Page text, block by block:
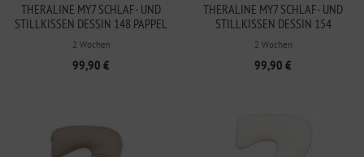
THERALINE MY7 SCHLAF- UND
STILLKISSEN DESSIN 148 PAPPEL
BAMBOO COLLECTION
2 Wochen
99,90 €
THERALINE MY7 SCHLAF- UND
STILLKISSEN DESSIN 154
MELANGE BLAU-GRAU BAMBOO
COLLECTION
2 Wochen
99,90 €